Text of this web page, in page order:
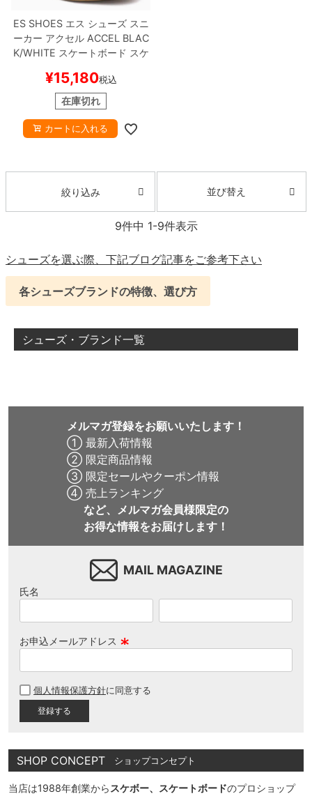
ES SHOESエス シューズ スニ
ーカー アクセルACCEL BLAC
K/WHITE スケートボード スケ
¥15,180税込
在庫切れ
カートに入れる
絞り込み 並び替え
9件中 1-9件表示
シューズを選ぶ際、下記ブログ記事をご参考下さい
各シューズブランドの特徴、選び方
シューズ・ブランド一覧
メルマガ登録をお願いいたします！
① 最新入荷情報
② 限定商品情報
③ 限定セールやクーポン情報
④ 売上ランキング
など、メルマガ会員様限定の
お得な情報をお届けします！
MAIL MAGAZINE
氏名
お申込メールアドレス
須
個人情報保護方針に同意する
SHOP CONCEPT ショップコンセプト
当店は1988年創業から スケボー、スケートボードのプロショップ